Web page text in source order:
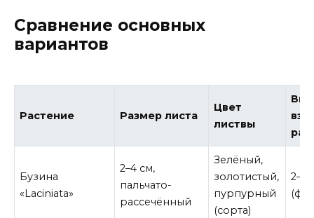
Сравнение основных
вариантов
Растение Размер листа
Цвет
листвы
Бузина
«Laciniata»
2–4 см,
пальчато-
рассечённый
Зелёный,
золотистый,
пурпурный
(сорта)
2–4